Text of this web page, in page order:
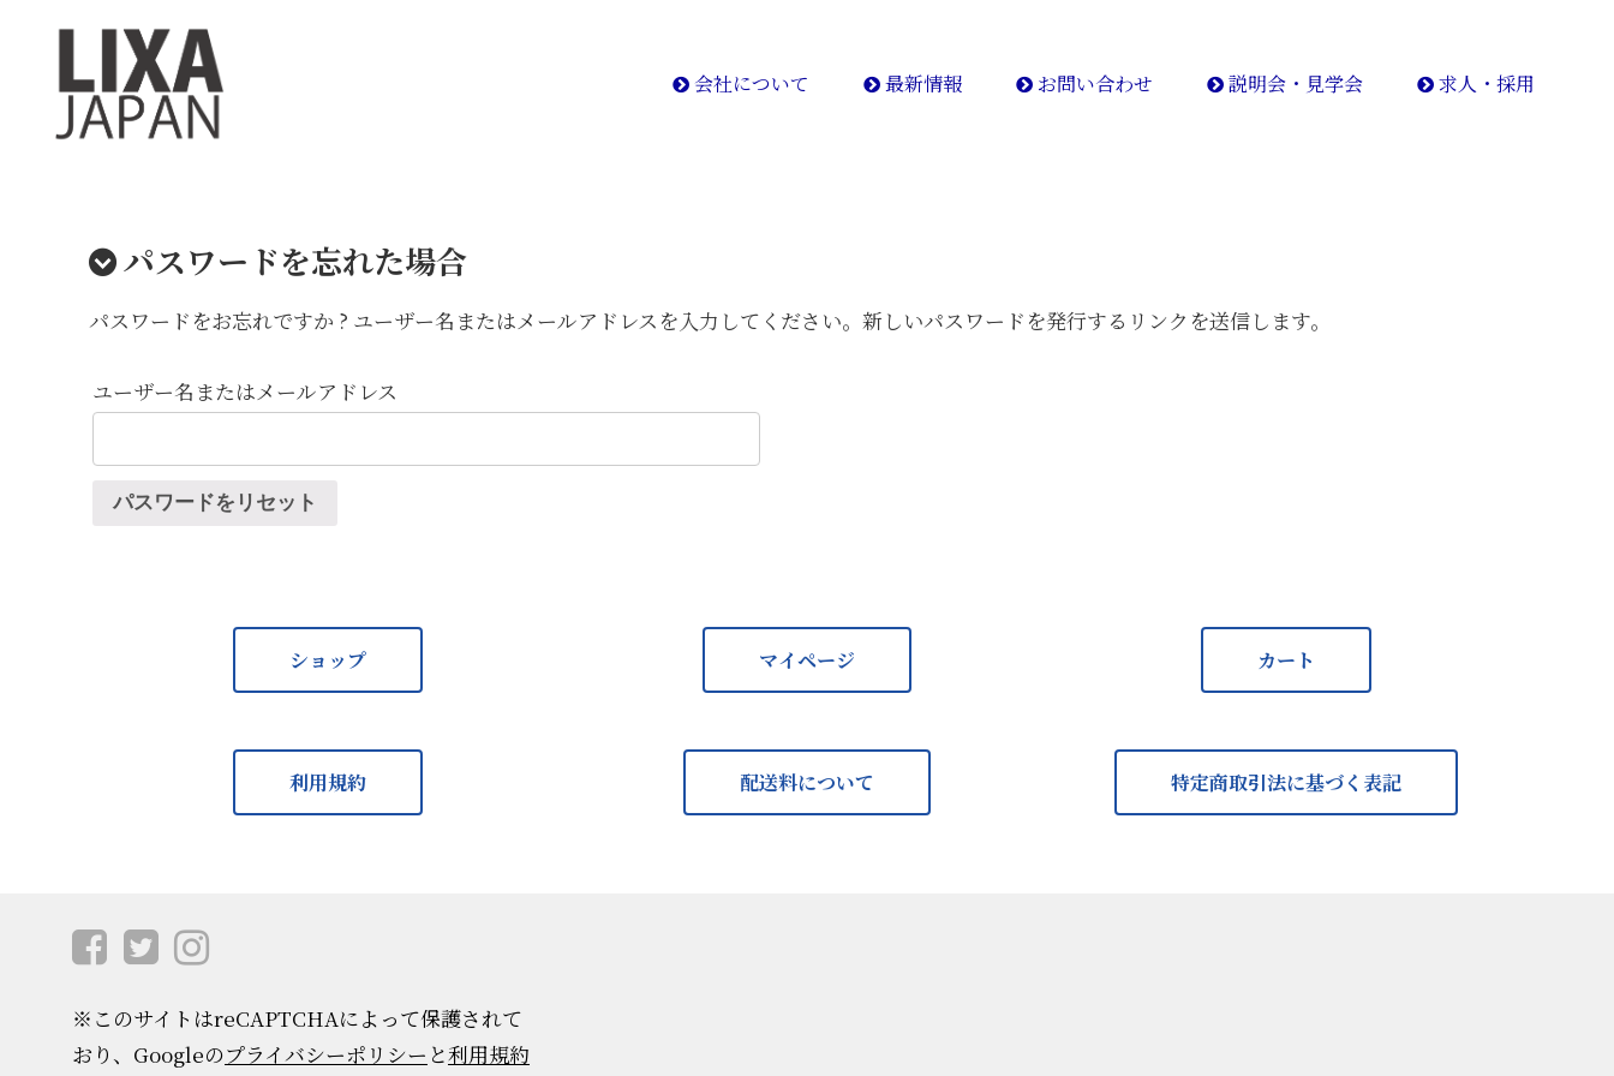
会社について 最新情報 お問い合わせ 説明会・見学会 求人・採用
パスワードを忘れた場合
パスワードをお忘れですか ? ユーザー名またはメールアドレスを入力してください。新しいパスワードを発行するリンクを送信します。
ユーザー名またはメールアドレス
パスワードをリセット
ショップ マイページ カート
利用規約 配送料について 特定商取引法に基づく表記
※このサイトはreCAPTCHAによって保護されて
おり、Googleのプライバシーポリシー と利用規約